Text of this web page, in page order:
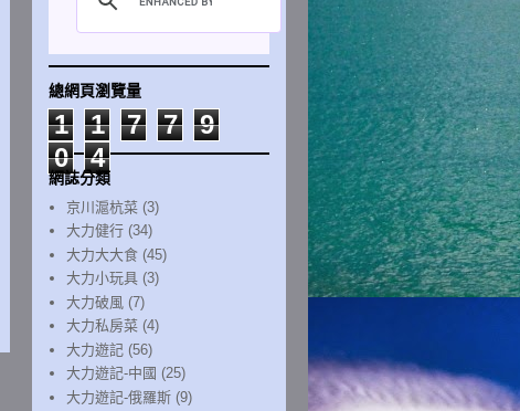
總網頁瀏覽量
1 1 7 7
9
0
4
網誌分類
京川滬杭菜 (3)
大力健行 (34)
大力大大食 (45)
大力小玩具 (3)
大力破風 (7)
大力私房菜 (4)
大力遊記 (56)
大力遊記-中國 (25)
大力遊記-俄羅斯 (9)